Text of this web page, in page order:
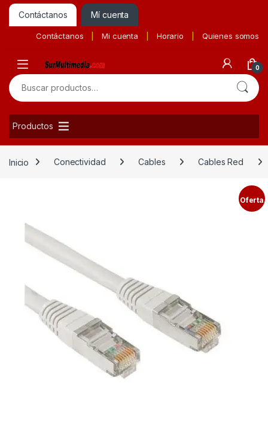
Contáctanos Mí cuenta
Contáctanos Mi cuenta Horario Quienes somos
0
Buscar por:
Productos
Inicio Conectividad Cables Cables Red
Oferta